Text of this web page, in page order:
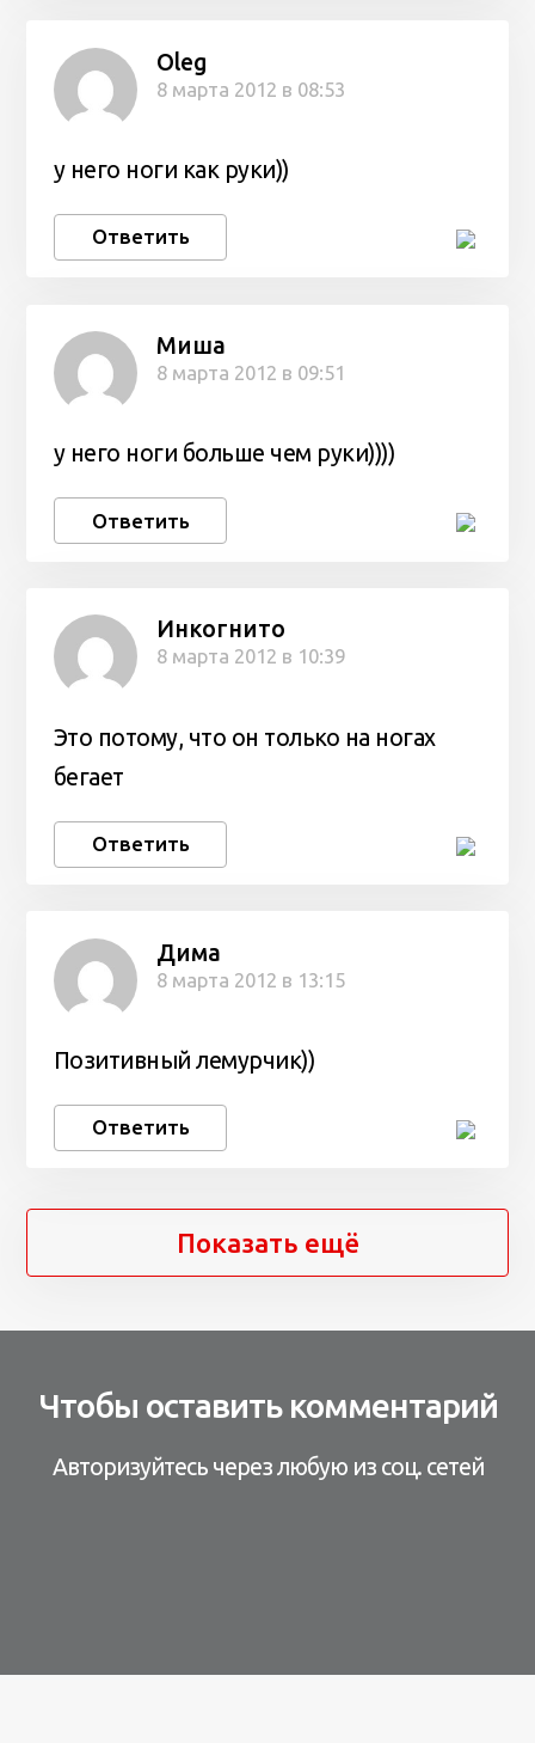
Oleg
8 марта 2012 в 08:53
у него ноги как руки))
Ответить
Миша
8 марта 2012 в 09:51
у него ноги больше чем руки))))
Ответить
Инкогнито
8 марта 2012 в 10:39
Это потому, что он только на ногах
бегает
Ответить
Дима
8 марта 2012 в 13:15
Позитивный лемурчик))
Ответить
Показать ещё
Чтобы оставить комментарий
Авторизуйтесь через любую из соц. сетей